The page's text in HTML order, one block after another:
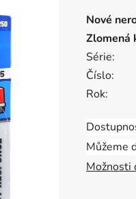
Nové
Zlomená
Série:
Číslo:
Rok:
Můžeme
Možnosti